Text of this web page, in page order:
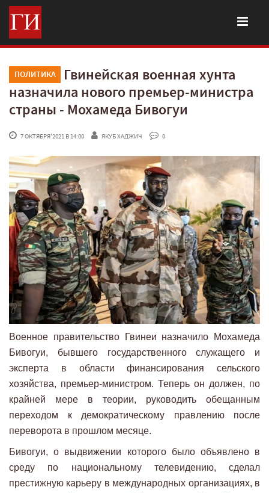
ПОЛИТИКА
Гвинейская военная хунта
назначила нового премьер-министра
страны - Мохамеда Бивогуи
7 ОКТЯБРЯ'2021 В 14:00 ЯКУБ ХАДЖИЧ 0
Военное правительство Гвинеи назначило Мохамеда
Бивогуи, бывшего государственного служащего и
эксперта в области финансирования сельского
хозяйства, премьер-министром. Теперь он должен, по
крайней мере в теории, руководить обещанным
переходом к демократическому правлению после
переворота в прошлом месяце.
Бивогуи, о выдвижении которого было объявлено в
среду по национальному телевидению, сделал
престижную карьеру в международных организациях, в